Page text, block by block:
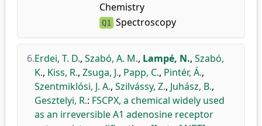
Chemistry
Q1 Spectroscopy
6.Erdei, T. D., Szabó, A. M., Lampé, N., Szabó,
K., Kiss, R., Zsuga, J., Papp, C., Pintér, Á.,
Szentmiklósi, J. A., Szilvássy, Z., Juhász, B.,
Gesztelyi, R.: FSCPX, a chemical widely used
as an irreversible A1 adenosine receptor